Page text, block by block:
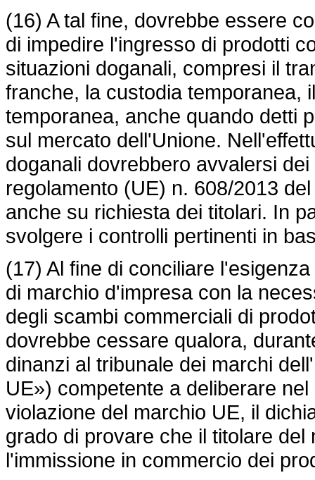
(16) A tal fine, dovrebbe essere
di impedire l'ingresso di prodotti
situazioni doganali, compresi il
franche, la custodia temporanea,
temporanea, anche quando detti
sul mercato dell'Unione.
doganali dovrebbero avvalersi
regolamento (UE) n. 608/2013
anche su richiesta dei titolari. In
svolgere i controlli pertinenti in
(17) Al fine di conciliare
di marchio d'impresa con la
degli scambi commerciali di
dovrebbe cessare qualora,
dinanzi al tribunale dei marchi
UE») competente a deliberare
violazione del marchio UE, il
grado di provare che il titolare
l'immissione in commercio dei